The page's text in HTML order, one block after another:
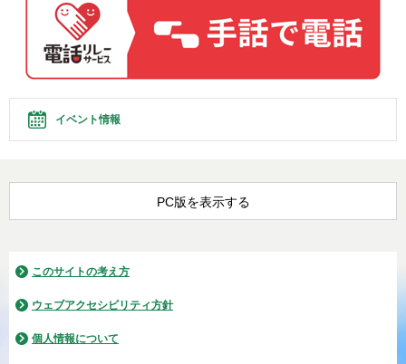
イベント情報
PC版を表示する
このサイトの考え方
ウェブアクセシビリティ方針
個人情報について